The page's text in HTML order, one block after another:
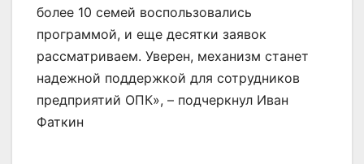
более 10 семей воспользовались
программой, и еще десятки заявок
рассматриваем. Уверен, механизм станет
надежной поддержкой для сотрудников
предприятий ОПК», – подчеркнул Иван
Фаткин